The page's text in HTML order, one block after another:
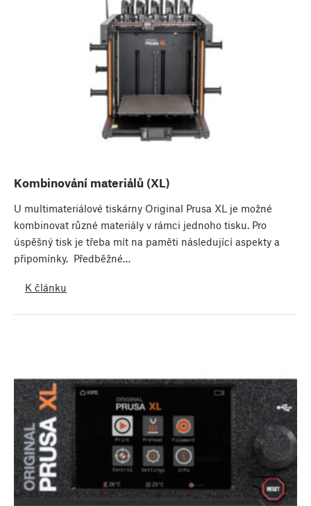
Kombinování materiálů (XL)
U multimateriálové tiskárny Original Prusa XL je možné
kombinovat různé materiály v rámci jednoho tisku. Pro
úspěšný tisk je třeba mít na paměti následující aspekty a
připomínky. Předběžné…
K článku